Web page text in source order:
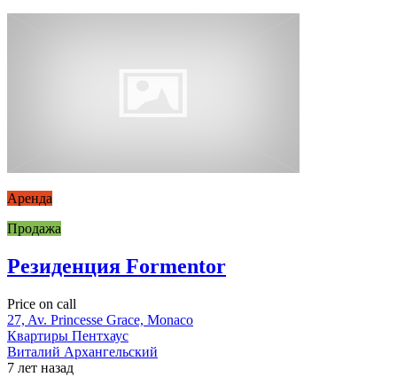
Аренда
Продажа
Резиденция Formentor
Price on call
27, Av. Princesse Grace, Monaco
Квартиры Пентхаус
Виталий Архангельский
7 лет назад